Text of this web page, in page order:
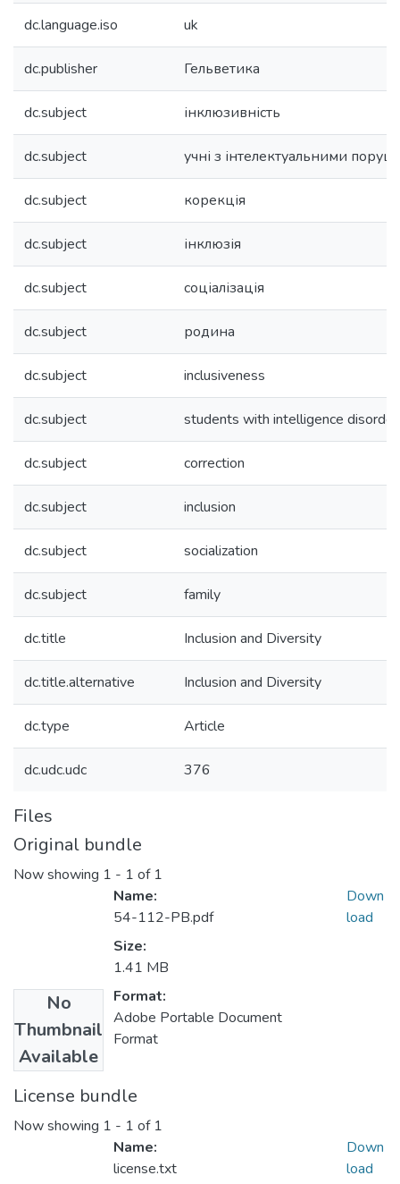
dc.language.iso uk
dc.publisher Гельветика
dc.subject інклюзивність
dc.subject учні з інтелектуальними
dc.subject корекція
dc.subject інклюзія
dc.subject соціалізація
dc.subject родина
dc.subject inclusiveness
dc.subject students with intelligence
dc.subject correction
dc.subject inclusion
dc.subject socialization
dc.subject family
dc.title Inclusion and Diversity
dc.title.alternative Inclusion and Diversity
dc.type Article
dc.udc.udc 376
Files
Original bundle
Now showing 1 - 1 of 1
No
Thumbnail
Available
Name:
54-112-PB.pdf
Size:
1.41 MB
Format:
Adobe Portable Document
Format
Down
load
License bundle
Now showing 1 - 1 of 1
Name:
license.txt
Down
load